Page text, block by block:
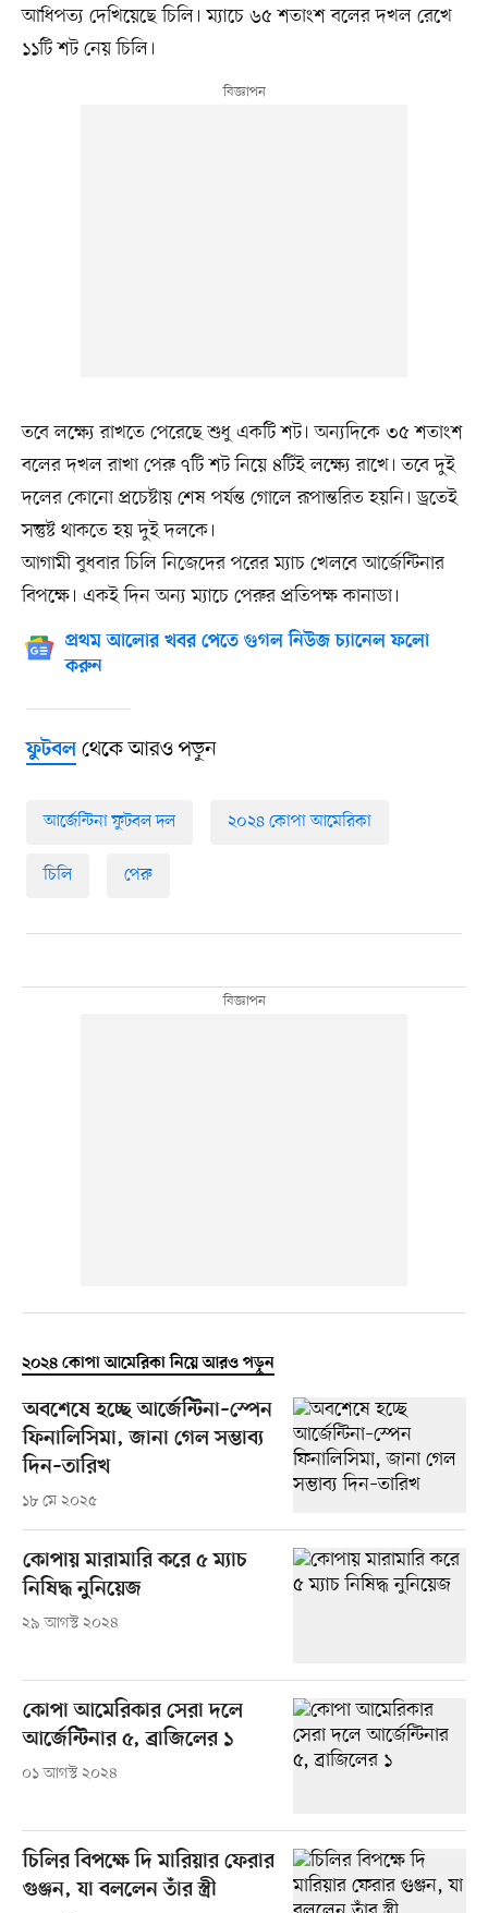
আধিপত্য দেখিয়েছে চিলি। ম্যাচে ৬৫ শতাংশ বলের দখল রেখে
১১টি শট নেয় চিলি।
তবে লক্ষ্যে রাখতে পেরেছে শুধু একটি শট। অন্যদিকে ৩৫ শতাংশ
বলের দখল রাখা পেরু ৭টি শট নিয়ে ৪টিই লক্ষ্যে রাখে। তবে দুই
দলের কোনো প্রচেষ্টায় শেষ পর্যন্ত গোলে রূপান্তরিত হয়নি। ড্রতেই
সন্তুষ্ট থাকতে হয় দুই দলকে।
আগামী বুধবার চিলি নিজেদের পরের ম্যাচ খেলবে আর্জেন্টিনার
বিপক্ষে। একই দিন অন্য ম্যাচে পেরুর প্রতিপক্ষ কানাডা।
প্রথম আলোর খবর পেতে গুগল নিউজ চ্যানেল ফলো
করুন
ফুটবলথেকে আরও পড়ুন
আর্জেন্টিনা ফুটবল দল ২০২৪ কোপা আমেরিকা
চিলি পেরু
২০২৪ কোপা আমেরিকা নিয়ে আরও পড়ুন
অবশেষে হচ্ছে আর্জেন্টিনা–স্পেন
ফিনালিসিমা, জানা গেল সম্ভাব্য
দিন–তারিখ
১৮ মে ২০২৫
কোপায় মারামারি করে ৫ ম্যাচ
নিষিদ্ধ নুনিয়েজ
২৯ আগস্ট ২০২৪
কোপা আমেরিকার সেরা দলে
আর্জেন্টিনার ৫, ব্রাজিলের ১
০১ আগস্ট ২০২৪
চিলির বিপক্ষে দি মারিয়ার ফেরার
গুঞ্জন, যা বললেন তাঁর স্ত্রী